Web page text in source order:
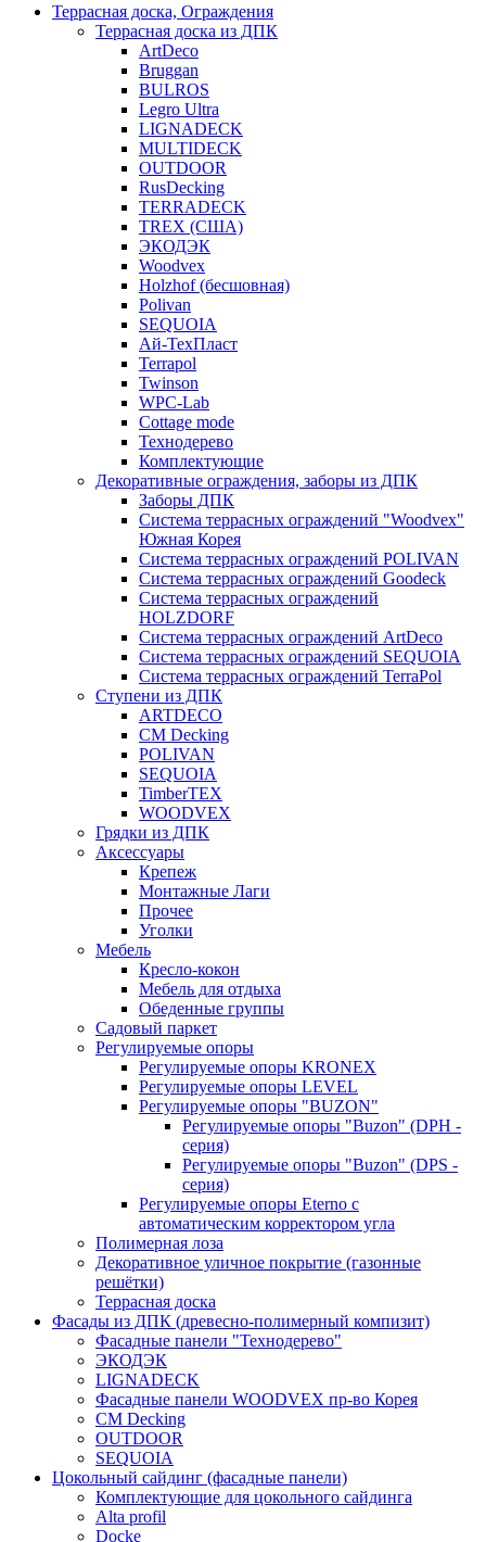
Террасная доска, Ограждения
Террасная доска из ДПК
ArtDeco
Bruggan
BULROS
Legro Ultra
LIGNADECK
MULTIDECK
OUTDOOR
RusDecking
TERRADECK
TREX (США)
ЭКОДЭК
Woodvex
Holzhof (бесшовная)
Polivan
SEQUOIA
Ай-ТехПласт
Terrapol
Twinson
WPC-Lab
Cottage mode
Технодерево
Комплектующие
Декоративные ограждения, заборы из ДПК
Заборы ДПК
Система террасных ограждений "Woodvex"
Южная Корея
Система террасных ограждений POLIVAN
Система террасных ограждений Goodeck
Система террасных ограждений
HOLZDORF
Система террасных ограждений ArtDeco
Система террасных ограждений SEQUOIA
Система террасных ограждений TerraPol
Ступени из ДПК
ARTDECO
CM Decking
POLIVAN
SEQUOIA
TimberTEX
WOODVEX
Грядки из ДПК
Аксессуары
Крепеж
Монтажные Лаги
Прочее
Уголки
Мебель
Кресло-кокон
Мебель для отдыха
Обеденные группы
Садовый паркет
Регулируемые опоры
Регулируемые опоры KRONEX
Регулируемые опоры LEVEL
Регулируемые опоры "BUZON"
Регулируемые опоры "Buzon" (DPH -
серия)
Регулируемые опоры "Buzon" (DPS -
серия)
Регулируемые опоры Eterno с
автоматическим корректором угла
Полимерная лоза
Декоративное уличное покрытие (газонные
решётки)
Террасная доска
Фасады из ДПК (древесно-полимерный компизит)
Фасадные панели "Технодерево"
ЭКОДЭК
LIGNADECK
Фасадные панели WOODVEX пр-во Корея
CM Decking
OUTDOOR
SEQUOIA
Цокольный сайдинг (фасадные панели)
Комплектующие для цокольного сайдинга
Alta profil
Docke